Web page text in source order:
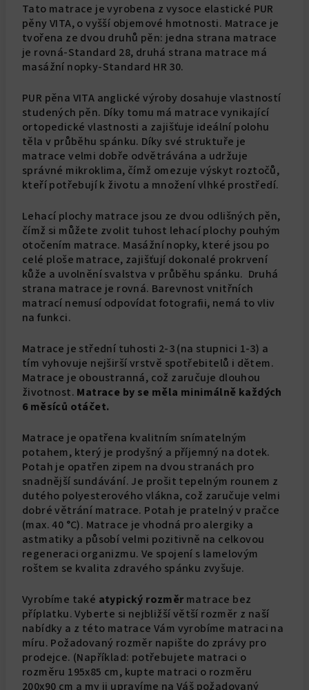
Tato matrace je vyrobena z vysoce elastické PUR
pěny VITA, o vyšší objemové hmotnosti. Matrace je
tvořena ze dvou druhů pěn: jedna strana matrace
je rovná-Standard 28, druhá strana matrace má
masážní nopky-Standard HR 30.
PUR pěna VITA anglické výroby dosahuje vlastností
studených pěn. Díky tomu má matrace vynikající
ortopedické vlastnosti a zajišťuje ideální polohu
těla v průběhu spánku. Díky své struktuře je
matrace velmi dobře odvětrávána a udržuje
správné mikroklima, čímž omezuje výskyt roztočů,
kteří potřebují k životu a množení vlhké prostředí.
Lehací plochy matrace jsou ze dvou odlišných pěn,
čímž si můžete zvolit tuhost lehací plochy pouhým
otočením matrace. Masážní nopky, které jsou po
celé ploše matrace, zajišťují dokonalé prokrvení
kůže a uvolnění svalstva v průběhu spánku. Druhá
strana matrace je rovná. Barevnost vnitřních
matrací nemusí odpovídat fotografii, nemá to vliv
na funkci.
Matrace je střední tuhosti 2-3 (na stupnici 1-3) a
tím vyhovuje nejširší vrstvě spotřebitelů i dětem.
Matrace je oboustranná, což zaručuje dlouhou
životnost. Matrace by se měla minimálně každých
6 měsíců otáčet.
Matrace je opatřena kvalitním snímatelným
potahem, který je prodyšný a příjemný na dotek.
Potah je opatřen zipem na dvou stranách pro
snadnější sundávání. Je prošit tepelným rounem z
dutého polyesterového vlákna, což zaručuje velmi
dobré větrání matrace. Potah je pratelný v pračce
(max. 40 °C). Matrace je vhodná pro alergiky a
astmatiky a působí velmi pozitivně na celkovou
regeneraci organizmu. Ve spojení s lamelovým
roštem se kvalita zdravého spánku zvyšuje.
Vyrobíme také atypický rozměr matrace bez
příplatku. Vyberte si nejbližší větší rozměr z naší
nabídky a z této matrace Vám vyrobíme matraci na
míru. Požadovaný rozměr napište do zprávy pro
prodejce. (Například: potřebujete matraci o
rozměru 195x85 cm, kupte matraci o rozměru
200x90 cm a my ji upravíme na Váš požadovaný